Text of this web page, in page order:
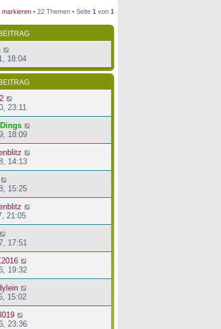
markieren • 22 Themen • Seite 1 von 1
18:04
23:11
18:09
14:13
15:25
21:05
17:51
19:32
15:02
23:36